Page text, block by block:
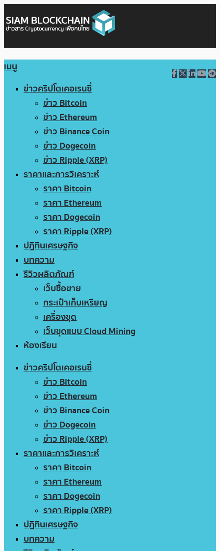
เมนู
ข่าวคริปโตเคอเรนซี่
ข่าว Bitcoin
ข่าว Ethereum
ข่าว Binance Coin
ข่าว Dogecoin
ข่าว Ripple (XRP)
ราคาและการวิเคราะห์
ราคา Bitcoin
ราคา Ethereum
ราคา Dogecoin
ราคา Ripple (XRP)
ปฏิทินเศรษฐกิจ
บทความ
รีวิวผลิตภัณฑ์
เว็บซื้อขาย
กระเป๋าเก็บเหรียญ
เครื่องขุด
เว็บขุดแบบ Cloud Mining
ห้องเรียน
ข่าวคริปโตเคอเรนซี่
ข่าว Bitcoin
ข่าว Ethereum
ข่าว Binance Coin
ข่าว Dogecoin
ข่าว Ripple (XRP)
ราคาและการวิเคราะห์
ราคา Bitcoin
ราคา Ethereum
ราคา Dogecoin
ราคา Ripple (XRP)
ปฏิทินเศรษฐกิจ
บทความ